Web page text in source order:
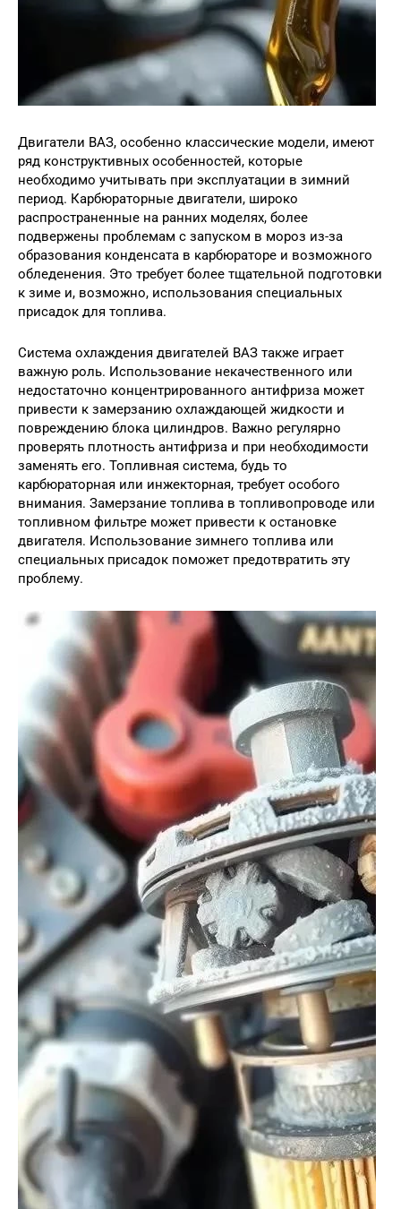
Двигатели ВАЗ, особенно классические модели, имеют
ряд конструктивных особенностей, которые
необходимо учитывать при эксплуатации в зимний
период. Карбюраторные двигатели, широко
распространенные на ранних моделях, более
подвержены проблемам с запуском в мороз из-за
образования конденсата в карбюраторе и возможного
обледенения. Это требует более тщательной подготовки
к зиме и, возможно, использования специальных
присадок для топлива.
Система охлаждения двигателей ВАЗ также играет
важную роль. Использование некачественного или
недостаточно концентрированного антифриза может
привести к замерзанию охлаждающей жидкости и
повреждению блока цилиндров. Важно регулярно
проверять плотность антифриза и при необходимости
заменять его. Топливная система, будь то
карбюраторная или инжекторная, требует особого
внимания. Замерзание топлива в топливопроводе или
топливном фильтре может привести к остановке
двигателя. Использование зимнего топлива или
специальных присадок поможет предотвратить эту
проблему.